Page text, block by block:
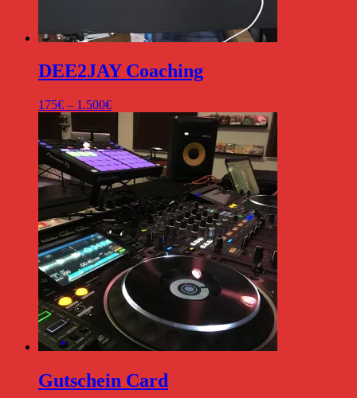
DEE2JAY Coaching
175€ – 1.500€Preisspanne:
1.500€
Gutschein Card